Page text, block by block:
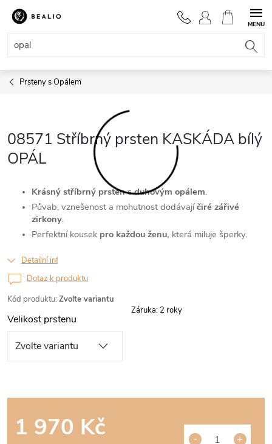
Přejít
obsah
NÁKUPNÍ
KOŠÍK
Prsteny s Opálem
08571 Stříbrný prsten KASKÁDA bílý
OPÁL
Kód produktu: Zvolte variantu
Krásný stříbrný prstensduhovým opálem.
Půvab, vznešenost a mohutnost dodávajíčiré zářivé
zirkony.
Perfektní kousek pro každou ženu, která miluje šperky.
Detailní informace
Velikost prstenu
1 970 Kč
Dotaz k produktu
Záruka: 2 roky